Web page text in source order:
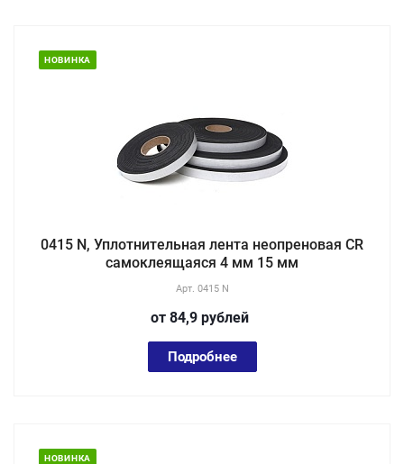
НОВИНКА
0415 N, Уплотнительная лента неопреновая CR
самоклеящаяся 4 мм 15 мм
Арт. 0415 N
от 84,9 рублей
Подробнее
НОВИНКА